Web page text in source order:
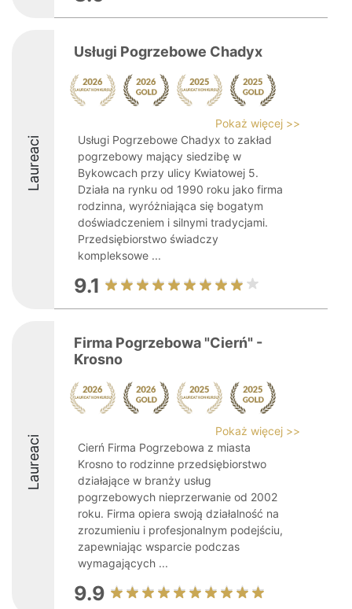
Laureaci
Usługi Pogrzebowe Chadyx
Pokaż więcej >>
Usługi Pogrzebowe Chadyx to zakład
pogrzebowy mający siedzibę w
Bykowcach przy ulicy Kwiatowej 5.
Działa na rynku od 1990 roku jako firma
rodzinna, wyróżniająca się bogatym
doświadczeniem i silnymi tradycjami.
Przedsiębiorstwo świadczy
kompleksowe ...
9.1
Laureaci
Firma Pogrzebowa "Cierń" -
Krosno
Pokaż więcej >>
Cierń Firma Pogrzebowa z miasta
Krosno to rodzinne przedsiębiorstwo
działające w branży usług
pogrzebowych nieprzerwanie od 2002
roku. Firma opiera swoją działalność na
zrozumieniu i profesjonalnym podejściu,
zapewniając wsparcie podczas
wymagających ...
9.9